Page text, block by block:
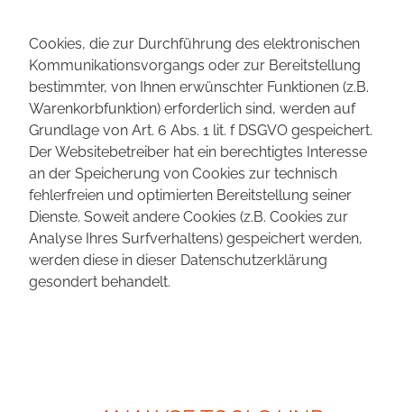
Cookies, die zur Durchführung des elektronischen
Kommunikationsvorgangs oder zur Bereitstellung
bestimmter, von Ihnen erwünschter Funktionen (z.B.
Warenkorbfunktion) erforderlich sind, werden auf
Grundlage von Art. 6 Abs. 1 lit. f DSGVO gespeichert.
Der Websitebetreiber hat ein berechtigtes Interesse
an der Speicherung von Cookies zur technisch
fehlerfreien und optimierten Bereitstellung seiner
Dienste. Soweit andere Cookies (z.B. Cookies zur
Analyse Ihres Surfverhaltens) gespeichert werden,
werden diese in dieser Datenschutzerklärung
gesondert behandelt.